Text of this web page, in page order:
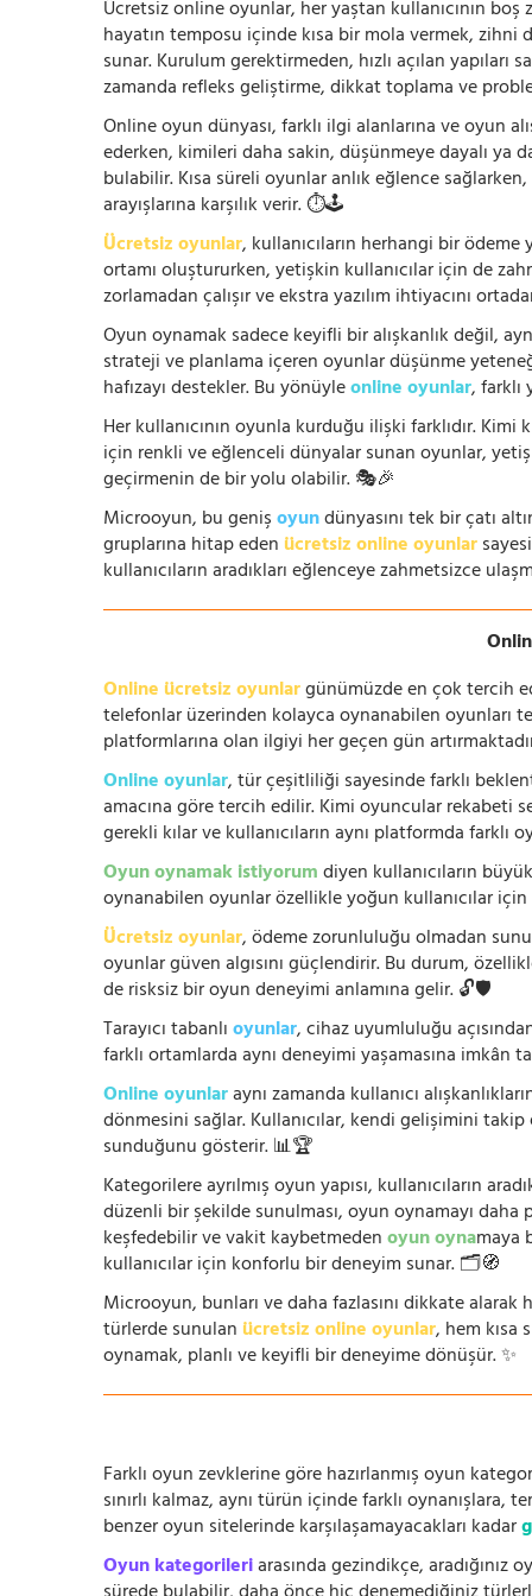
Ücretsiz online oyunlar, her yaştan kullanıcının
hayatın temposu içinde kısa bir mola vermek,
sunar. Kurulum gerektirmeden, hızlı açılan
zamanda refleks geliştirme, dikkat toplama ve
Online oyun dünyası, farklı ilgi alanlarına ve oyun
ederken, kimileri daha sakin, düşünmeye dayalı
bulabilir. Kısa süreli oyunlar anlık eğlence
arayışlarına karşılık verir. ⏱️🕹️
Ücretsiz oyunlar, kullanıcıların herhangi bir
ortamı oluştururken, yetişkin kullanıcılar için de
zorlamadan çalışır ve ekstra yazılım ihtiyacını
Oyun oynamak sadece keyifli bir alışkanlık değil,
strateji ve planlama içeren oyunlar düşünme
hafızayı destekler. Bu yönüyleonline oyunlar,
Her kullanıcının oyunla kurduğu ilişki farklıdır. Kimi
için renkli ve eğlenceli dünyalar sunan oyunlar,
geçirmenin de bir yolu olabilir. 🎭🎉
Microoyun, bu genişoyundünyasını tek bir çatı
gruplarına hitap eden ücretsiz online oyunlar
kullanıcıların aradıkları eğlenceye zahmetsizce
Online ücretsiz oyunlargünümüzde en çok tercih
telefonlar üzerinden kolayca oynanabilen oyunları
platformlarına olan ilgiyi her geçen gün
Online oyunlar, tür çeşitliliği sayesinde farklı
amacına göre tercih edilir. Kimi oyuncular rekabeti
gerekli kılar ve kullanıcıların aynı platformda
Oyun oynamak istiyorumdiyen kullanıcıların
oynanabilen oyunlar özellikle yoğun kullanıcılar
Ücretsiz oyunlar, ödeme zorunluluğu olmadan
oyunlar güven algısını güçlendirir. Bu durum,
de risksiz bir oyun deneyimi anlamına gelir. 🔓🛡️
Tarayıcı tabanlıoyunlar, cihaz uyumluluğu
farklı ortamlarda aynı deneyimi yaşamasına
Online oyunlaraynı zamanda kullanıcı
dönmesini sağlar. Kullanıcılar, kendi gelişimini
sunduğunu gösterir. 📊🏆
Kategorilere ayrılmış oyun yapısı, kullanıcıların
düzenli bir şekilde sunulması, oyun oynamayı
keşfedebilir ve vakit kaybetmedenoyun oynamaya
kullanıcılar için konforlu bir deneyim sunar. 🗂️🧭
Microoyun, bunları ve daha fazlasını dikkate
türlerde sunulan ücretsiz online oyunlar, hem kısa
oynamak, planlı ve keyifli bir deneyime dönüşür. ✨
Farklı oyun zevklerine göre hazırlanmış oyun
sınırlı kalmaz, aynı türün içinde farklı oynanışlara,
benzer oyun sitelerinde karşılaşamayacakları kadar
Oyun kategorileriarasında gezindikçe, aradığınız